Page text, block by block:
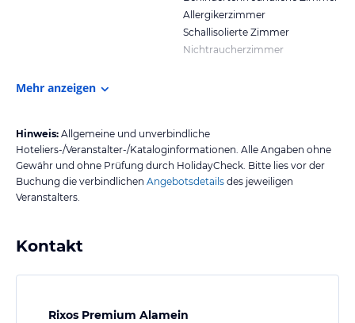
Allergikerzimmer
Schallisolierte Zimmer
Nichtraucherzimmer
Mehr anzeigen
Hinweis: Allgemeine und unverbindliche
Hoteliers-/Veranstalter-/Kataloginformationen. Alle Angaben ohne
Gewähr und ohne Prüfung durch HolidayCheck. Bitte lies vor der
Buchung die verbindlichen Angebotsdetails des jeweiligen
Veranstalters.
Kontakt
Rixos Premium Alamein